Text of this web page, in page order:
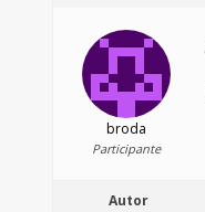
broda
Participante
Autor